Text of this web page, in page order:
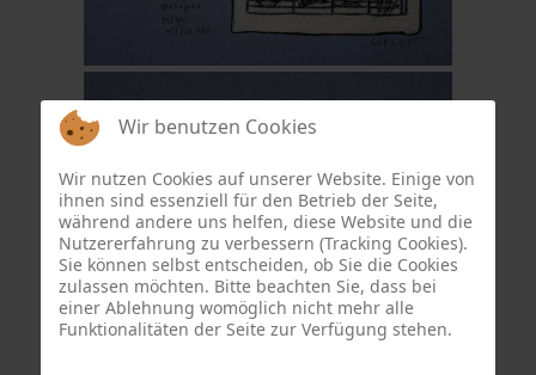
Wir benutzen Cookies
Wir nutzen Cookies auf unserer Website. Einige von
ihnen sind essenziell für den Betrieb der Seite,
während andere uns helfen, diese Website und die
Nutzererfahrung zu verbessern (Tracking Cookies).
Sie können selbst entscheiden, ob Sie die Cookies
zulassen möchten. Bitte beachten Sie, dass bei
einer Ablehnung womöglich nicht mehr alle
Funktionalitäten der Seite zur Verfügung stehen.